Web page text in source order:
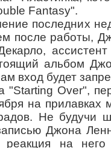
Fantasy".
после работы,
альбом
вход будет
Over",
на прилавках
Не будучи
Джона
реакция на